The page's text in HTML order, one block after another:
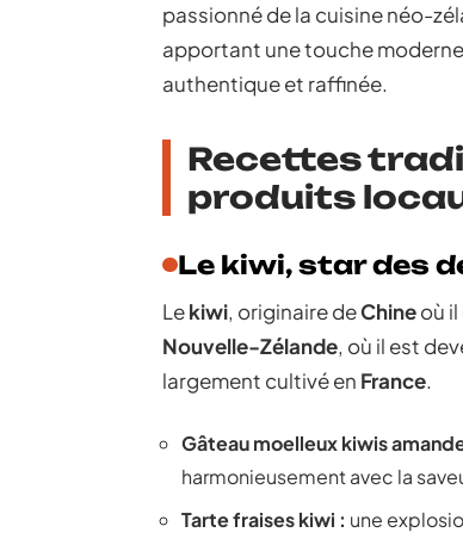
passionné de la cuisine néo-
apportant une touche
authentique et raffinée.
Recettes
produits
Le kiwi, star des
Lekiwi, originaire deChineoù
Nouvelle-Zélande, où il est
largement cultivé en France.
Gâteau moelleux kiwis
harmonieusement avec la
Tarte fraises kiwi : une